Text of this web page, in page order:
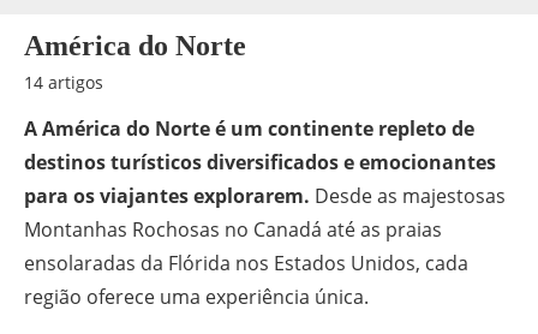
América do Norte
14 artigos
A América do Norte é um continente repleto de
destinos turísticos diversificados e emocionantes
para os viajantes explorarem. Desde as majestosas
Montanhas Rochosas no Canadá até as praias
ensolaradas da Flórida nos Estados Unidos, cada
região oferece uma experiência única.